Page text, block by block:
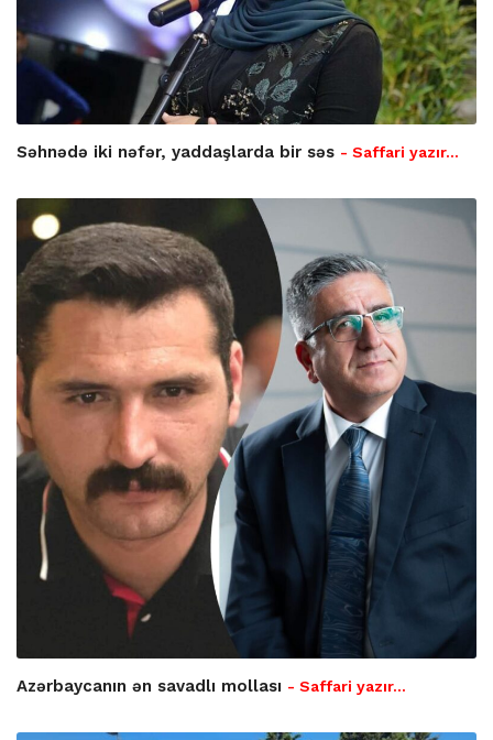
Səhnədə iki nəfər, yaddaşlarda bir səs - Saffari yazır…
Azərbaycanın ən savadlı mollası - Saffari yazır…